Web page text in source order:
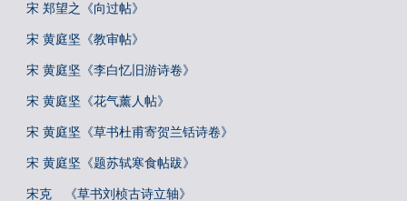
宋 郑望之《向过帖》
宋 黄庭坚《教审帖》
宋 黄庭坚《李白忆旧游诗卷》
宋 黄庭坚《花气薰人帖》
宋 黄庭坚《草书杜甫寄贺兰铦诗卷》
宋 黄庭坚《题苏轼寒食帖跋》
宋克 《草书刘桢古诗立轴》